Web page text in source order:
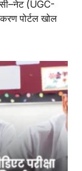
(UGC-
पोर्टल खोल